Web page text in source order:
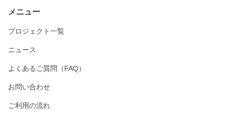
メニュー
プロジェクト一覧
ニュース
よくあるご質問（FAQ）
お問い合わせ
ご利用の流れ